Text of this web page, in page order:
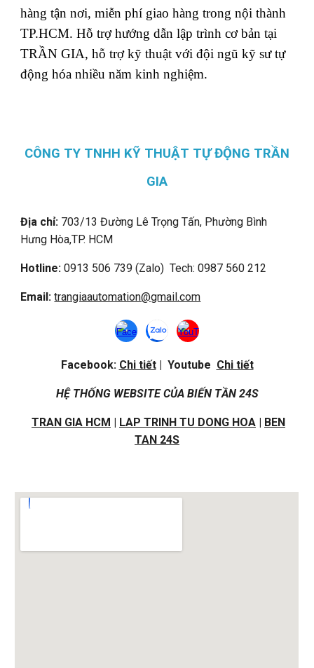
hàng tận nơi, miễn phí giao hàng trong nội thành
TP.HCM. Hỗ trợ hướng dẫn lập trình cơ bản tại
TRẦN GIA, hỗ trợ kỹ thuật với đội ngũ kỹ sư tự
động hóa nhiều năm kinh nghiệm.
CÔNG TY TNHH KỸ THUẬT TỰ ĐỘNG TRẦN
GIA
Địa chỉ: 703/13 Đường Lê Trọng Tấn, Phường Bình
Hưng Hòa,TP. HCM
Hotline: 0913 506 739 (Zalo) Tech: 0987 560 212
Email:trangiaautomation@gmail.com
Facebook: Chi tiết| Youtube Chi tiết
HỆ THỐNG WEBSITE CỦA BIẾN TẦN 24S
TRAN GIA HCM | LAP TRINH TU DONG HOA | BEN
TAN 24S